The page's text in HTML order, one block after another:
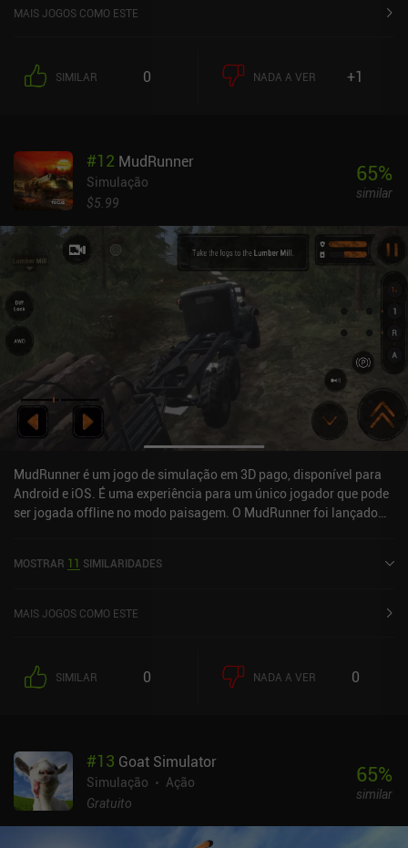
MAIS JOGOS COMO ESTE
SIMILAR 0 NADA A VER +1
#12 MudRunner
Simulação
$5.99
65%
similar
MudRunner é um jogo de simulação em 3D pago, disponível para
Android e iOS. É uma experiência para um único jogador que pode
ser jogada offline no modo paisagem. O MudRunner foi lançado
MOSTRAR 11 SIMILARIDADES
MAIS JOGOS COMO ESTE
SIMILAR 0 NADA A VER 0
#13 Goat Simulator
Simulação
Ação
Gratuito
65%
similar